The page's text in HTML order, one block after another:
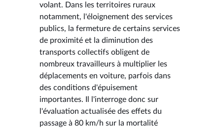
volant. Dans les territoires ruraux
notamment, l'éloignement des services
publics, la fermeture de certains services
de proximité et la diminution des
transports collectifs obligent de
nombreux travailleurs à multiplier les
déplacements en voiture, parfois dans
des conditions d'épuisement
importantes. Il l'interroge donc sur
l'évaluation actualisée des effets du
passage à 80 km/h sur la mortalité